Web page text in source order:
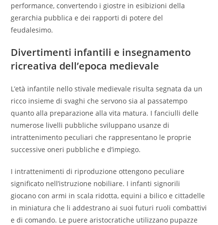
performance, convertendo i giostre in esibizioni della
gerarchia pubblica e dei rapporti di potere del
feudalesimo.
Divertimenti infantili e insegnamento
ricreativa dell’epoca medievale
L’età infantile nello stivale medievale risulta segnata da un
ricco insieme di svaghi che servono sia al passatempo
quanto alla preparazione alla vita matura. I fanciulli delle
numerose livelli pubbliche sviluppano usanze di
intrattenimento peculiari che rappresentano le proprie
successive oneri pubbliche e d’impiego.
I intrattenimenti di riproduzione ottengono peculiare
significato nell’istruzione nobiliare. I infanti signorili
giocano con armi in scala ridotta, equini a bilico e cittadelle
in miniatura che li addestrano ai suoi futuri ruoli combattivi
e di comando. Le puere aristocratiche utilizzano pupazze